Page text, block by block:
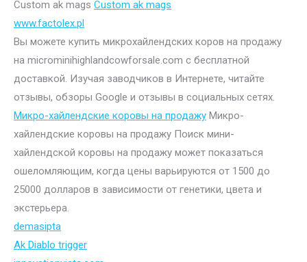
Custom ak mags Custom ak mags
www.factolex.pl
Вы можете купить микрохайлендских коров на продажу
на microminihighlandcowforsale.com с бесплатной
доставкой. Изучая заводчиков в Интернете, читайте
отзывы, обзоры Google и отзывы в социальных сетях.
Микро-хайлендские коровы на продажу Микро-
хайлендские коровы на продажу Поиск мини-
хайлендской коровы на продажу может показаться
ошеломляющим, когда цены варьируются от 1500 до
25000 долларов в зависимости от генетики, цвета и
экстерьера.
demasipta
Ak Diablo trigger